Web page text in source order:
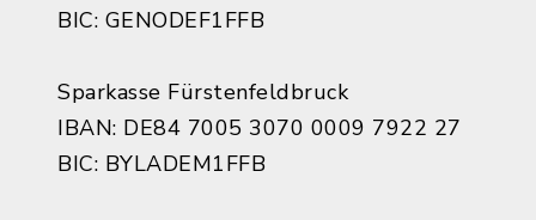
BIC: GENODEF1FFB
Sparkasse Fürstenfeldbruck
IBAN: DE84 7005 3070 0009 7922 27
BIC: BYLADEM1FFB